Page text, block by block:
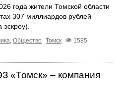
года жители Томской области
307 миллиардов рублей
, Общество Томск
1585
«Томск» – компания